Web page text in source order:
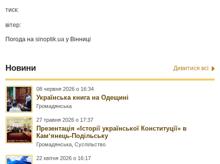
тиск:
вітер:
Погода наsinoptik.ua у Вінниці
Новини Дивитися всі
08 червня 2026 о 16:34
Українська книга на Одещині
Громадянська
27 травня 2026 о 17:37
Презентація «Історії української Конституції» в
Камʼянець-Подільську
Громадянська ,Суспільство
22 квітня 2026 о 16:17